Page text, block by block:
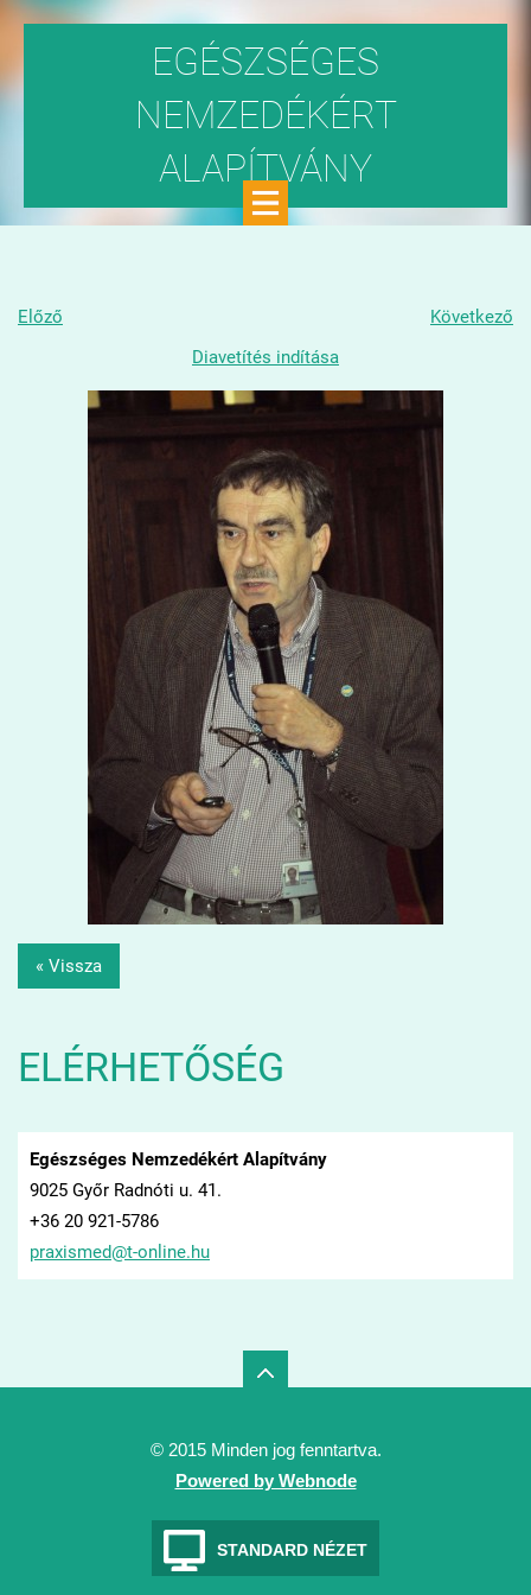
EGÉSZSÉGES
NEMZEDÉKÉRT
ALAPÍTVÁNY
Előző
Következő
Diavetítés indítása
« Vissza
ELÉRHETŐSÉG
Egészséges Nemzedékért Alapítvány
9025 Győr Radnóti u. 41.
+36 20 921-5786
praxismed@t-online.hu
© 2015 Minden jog fenntartva.
Powered by Webnode
STANDARD NÉZET